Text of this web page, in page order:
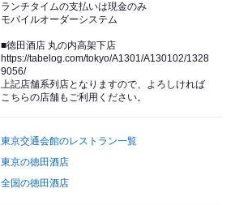
ランチタイムの支払いは現金のみ
モバイルオーダーシステム
■徳田酒店 丸の内高架下店
https://tabelog.com/tokyo/A1301/A130102/1328
9056/
上記店舗系列店となりますので、よろしければ
こちらの店舗もご利用ください。
東京交通会館のレストラン一覧
東京の徳田酒店
全国の徳田酒店